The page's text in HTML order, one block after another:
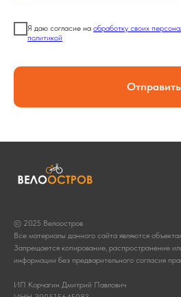
Я даю согласие на обработку своих
политикой
Отправить
© 2025 Велоостров
Все материалы данного сайта являются
Запрещается копирование, распространение
информации без предварительного согласия
ИП Корчагин Дмитрий Павлович